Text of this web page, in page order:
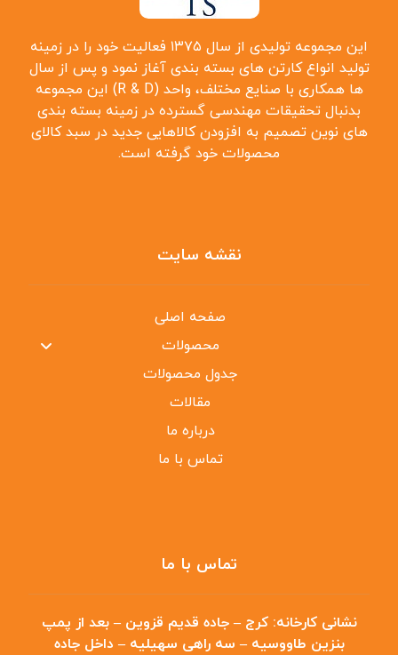
این مجموعه تولیدی از سال ۱۳۷۵ فعالیت خود را در زمینه
تولید انواع کارتن ‌های بسته بندی آغاز نمود و پس از سال
‌ها همکاری با صنایع مختلف، واحد (R & D) این مجموعه
بدنبال تحقیقات مهندسی گسترده در زمینه بسته بندی
‌های نوین تصمیم به افزودن کالاهایی جدید در سبد کالای
محصولات خود گرفته است.
نقشه سایت
صفحه اصلی
محصولات
جدول محصولات
مقالات
درباره ما
تماس با ما
تماس با ما
نشانی کارخانه:کرج – جاده قدیم قزوین – بعد از پمپ
بنزین طاووسیه – سه راهی سهیلیه – داخل جاده